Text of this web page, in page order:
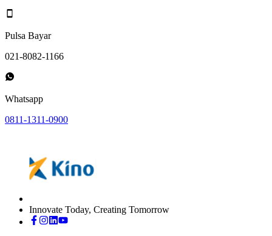
Pulsa Bayar
021-8082-1166
Whatsapp
0811-1311-0900
Innovate Today, Creating Tomorrow